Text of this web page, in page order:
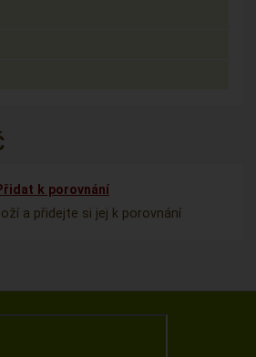
k porovnání
a přidejte si jej k porovnání